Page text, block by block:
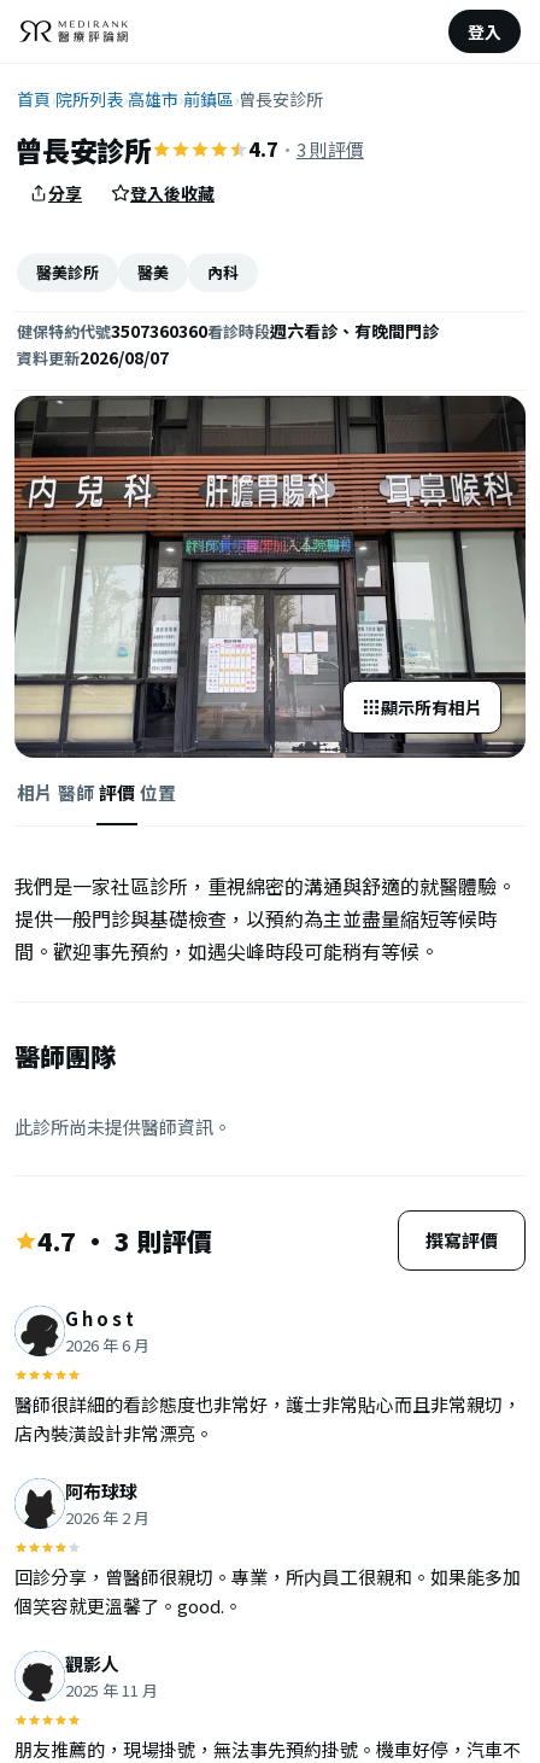
登入
首頁›院所列表›高雄市›前鎮區›曾長安診所
曾長安診所 4.7 · 3 則評價
分享 登入後收藏
醫美診所 醫美 內科
健保特約代號3507360360看診時段週六看診、有晚間門診
資料更新2026/08/07
顯示所有相片
相片 醫師評價位置
我們是一家社區診所，重視綿密的溝通與舒適的就醫體驗。
提供一般門診與基礎檢查，以預約為主並盡量縮短等候時
間。歡迎事先預約，如遇尖峰時段可能稍有等候。
醫師團隊
此診所尚未提供醫師資訊。
4.7 · 3 則評價 撰寫評價
G h o s t
2026 年 6 月
醫師很詳細的看診態度也非常好，護士非常貼心而且非常親切，
店內裝潢設計非常漂亮。
阿布球球
2026 年 2 月
回診分享，曾醫師很親切。專業，所内員工很親和。如果能多加
個笑容就更溫馨了。good.。
觀影人
2025 年 11 月
朋友推薦的，現場掛號，無法事先預約掛號。機車好停，汽車不